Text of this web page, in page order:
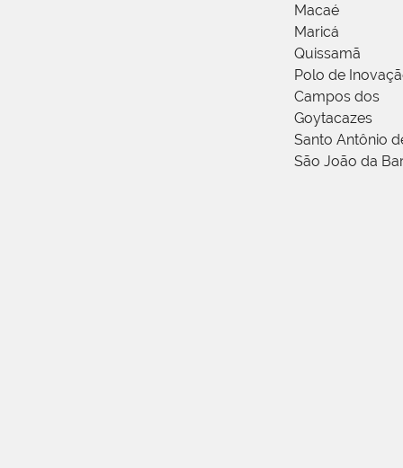
Macaé
Maricá
Quissamã
Polo de
Campos dos
Goytacazes
Santo Antônio
São João da